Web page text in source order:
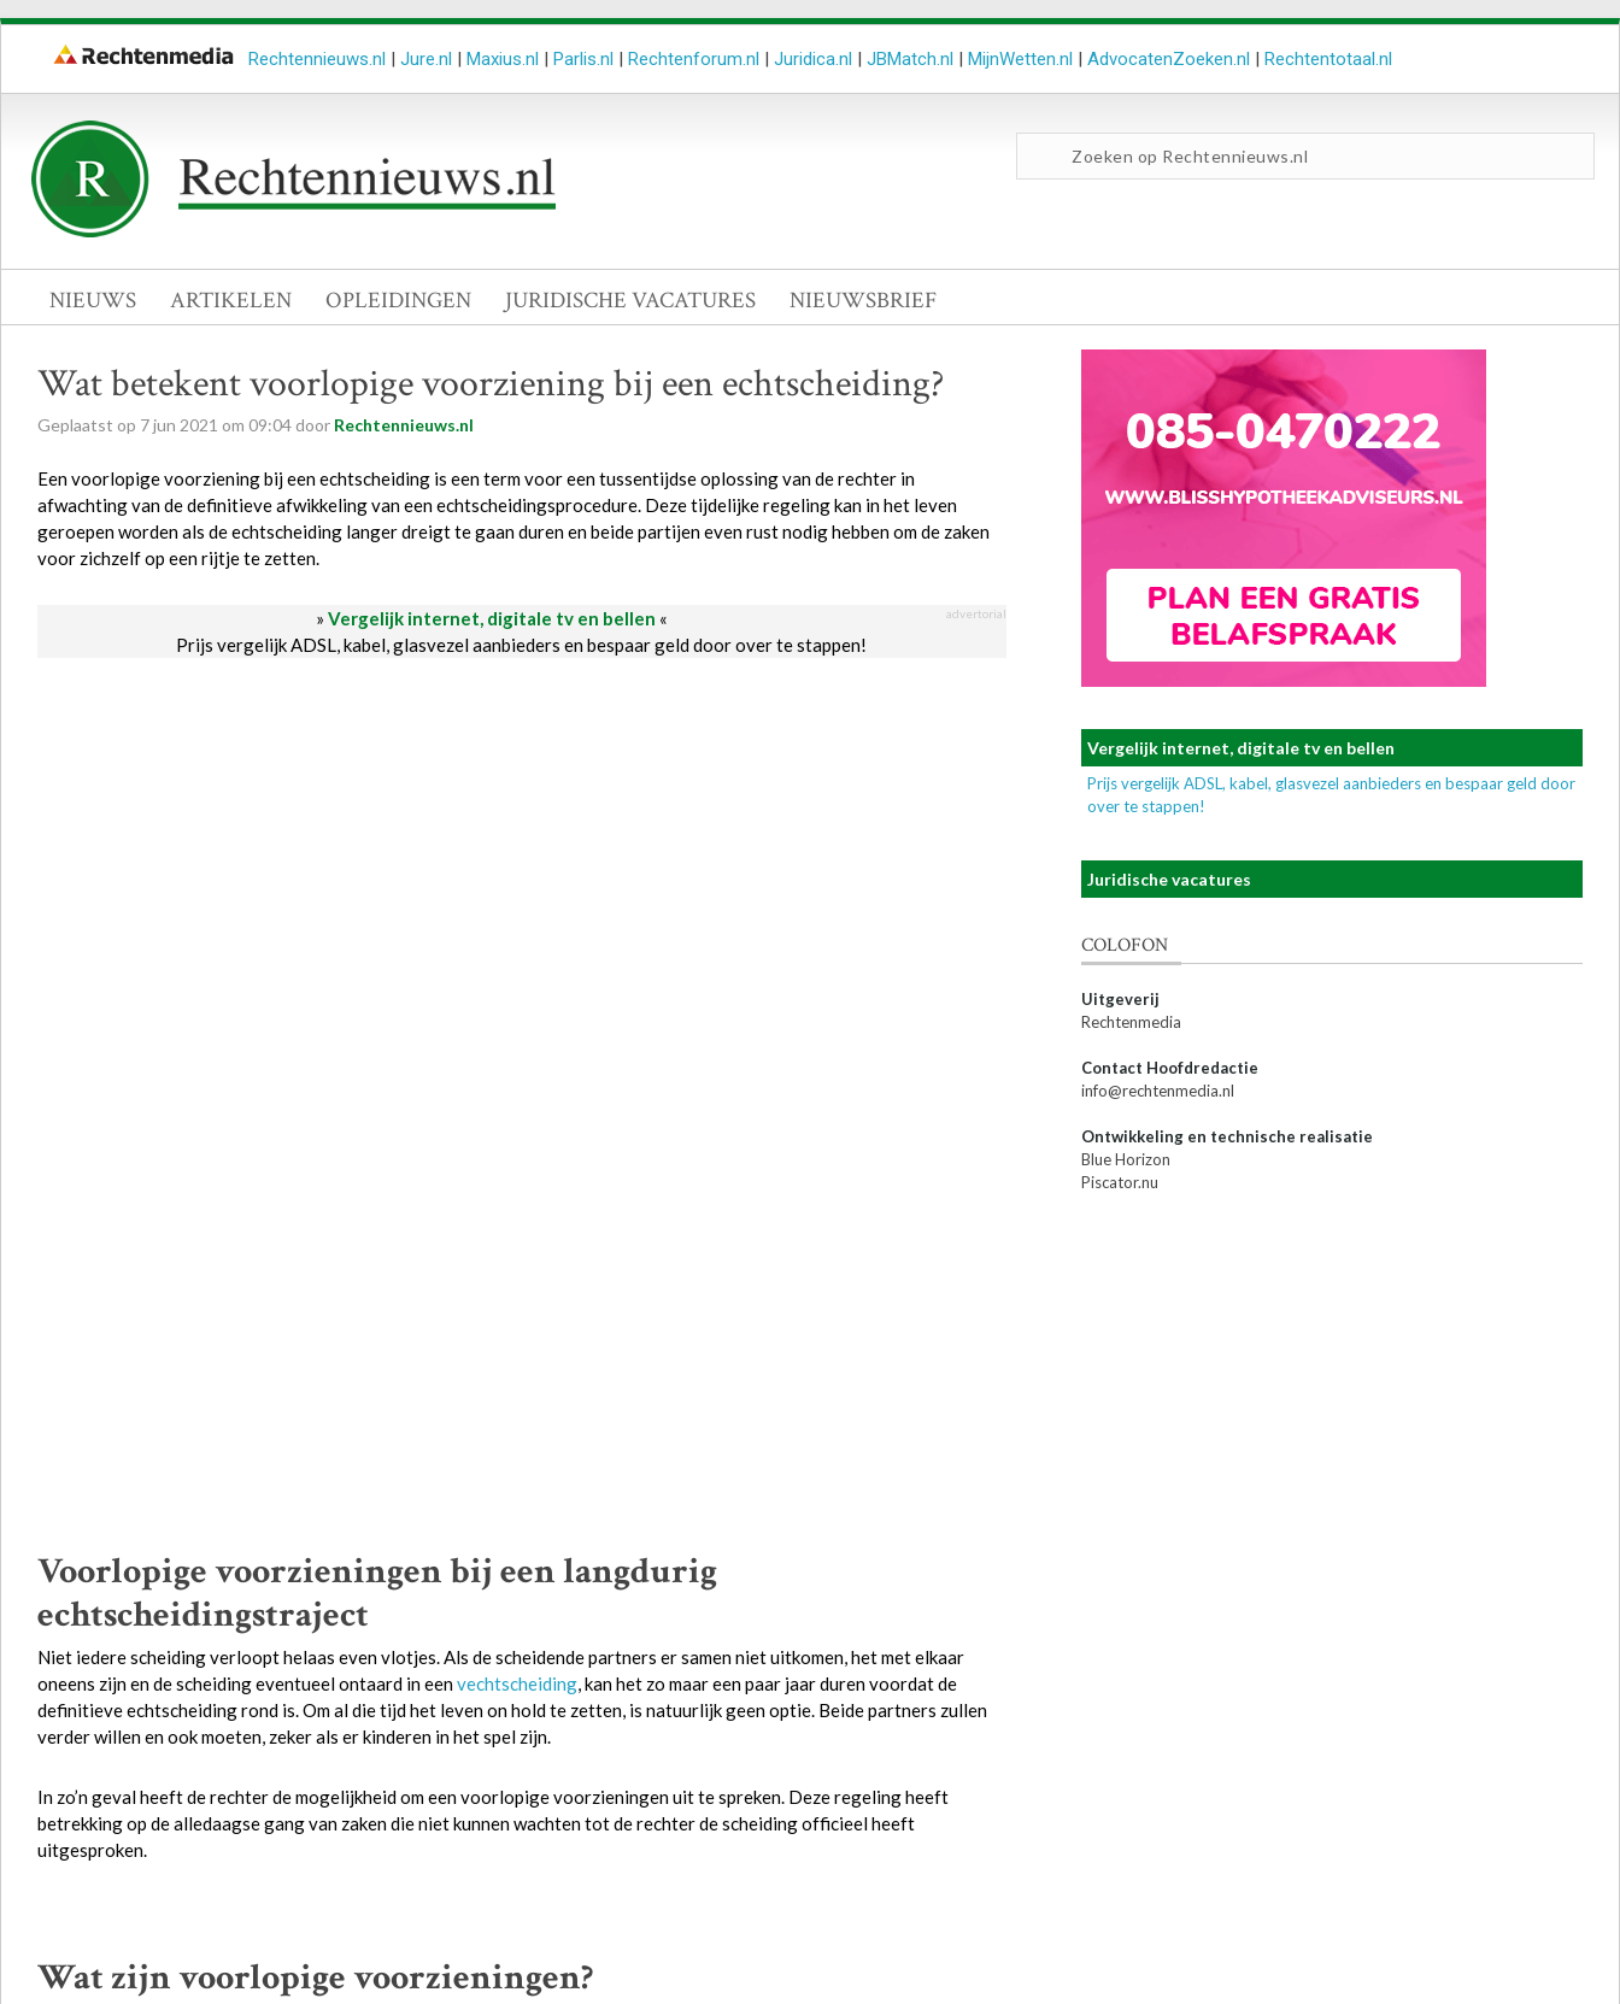
Rechtennieuws.nl | Jure.nl | Maxius.nl | Parlis.nl | Rechtenforum.nl | Juridica.nl | JBMatch.nl | MijnWetten.nl | AdvocatenZoeken.nl | Rechtentotaal.nl
NIEUWS ARTIKELEN OPLEIDINGEN JURIDISCHE VACATURES NIEUWSBRIEF
Wat betekent voorlopige voorziening bij een echtscheiding?
Geplaatst op 7jun 2021 om 09:04 door Rechtennieuws.nl
Een voorlopige voorziening bij een echtscheiding is een term voor een tussentijdse oplossing van de rechter in
afwachting van de definitieve afwikkeling van een echtscheidingsprocedure. Deze tijdelijke regeling kan in het leven
geroepen worden als de echtscheiding langer dreigt te gaan duren en beide partijen even rust nodig hebben om de zaken
voor zichzelf op een rijtje te zetten.
» Vergelijk internet, digitale tv en bellen « advertorial
Prijs vergelijk ADSL, kabel, glasvezel aanbieders en bespaar geld door over te stappen!
Voorlopige voorzieningen bij een langdurig
echtscheidingstraject
Niet iedere scheiding verloopt helaas even vlotjes. Als de scheidende partners er samen niet uitkomen, het met elkaar
oneens zijn en de scheiding eventueel ontaard in eenvechtscheiding, kan het zo maar een paar jaar duren voordat de
definitieve echtscheiding rond is. Om al die tijd het leven on hold te zetten, is natuurlijk geen optie. Beide partners zullen
verder willen en ook moeten, zeker als er kinderen in het spel zijn.
In zo’n geval heeft de rechter de mogelijkheid om een voorlopige voorzieningen uit te spreken. Deze regeling heeft
betrekking op de alledaagse gang van zaken die niet kunnen wachten tot de rechter de scheiding officieel heeft
uitgesproken.
Wat zijn voorlopige voorzieningen?
Vergelijk internet, digitale tv en bellen
Prijs vergelijk ADSL, kabel, glasvezel aanbieders en bespaar geld door
over te stappen!
Juridische vacatures
COLOFON
Uitgeverij
Rechtenmedia
Contact Hoofdredactie
info@rechtenmedia.nl
Ontwikkeling en technische realisatie
Blue Horizon
Piscator.nu